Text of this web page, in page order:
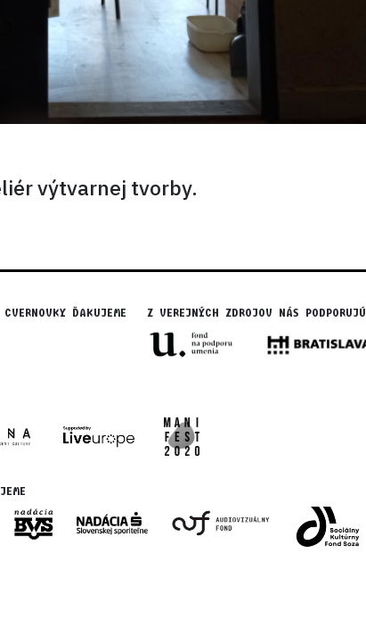
výtvarnej tvorby.
ĎAKUJEME Z VEREJNÝCH ZDROJOV NÁS PODPORUJÚ